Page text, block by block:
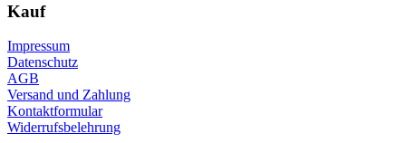
Kauf
Impressum
Datenschutz
AGB
Versand und Zahlung
Kontaktformular
Widerrufsbelehrung